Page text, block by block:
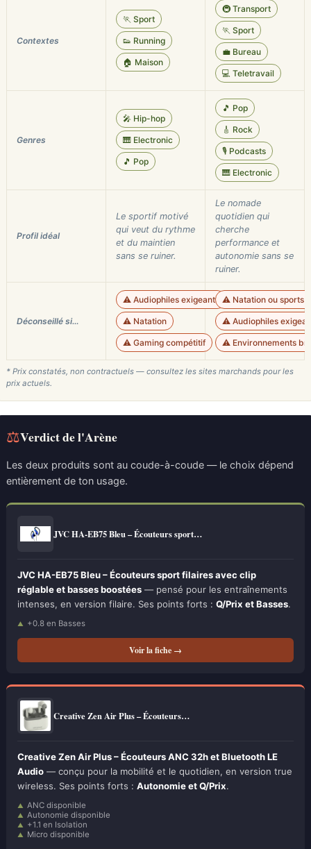
Contextes
🏃 Sport
👟 Running
🏠 Maison
🚇 Transport
🏃 Sport
💼 Bureau
💻 Teletravail
Genres
🎤 Hip-hop
🎹 Electronic
🎵 Pop
🎵 Pop
🎸 Rock
🎙️ Podcasts
🎹 Electronic
Profil idéal
Le sportif motivé
qui veut du rythme
et du maintien
sans se ruiner.
Le nomade
quotidien qui
cherche
performance et
autonomie sans se
ruiner.
Déconseillé si…
⚠️ Audiophiles exigeants
⚠️ Natation
⚠️ Gaming compétitif
⚠️ Natation ou sports
⚠️ Audiophiles
⚠️ Environnements
* Prix constatés, non contractuels — consultez les sites marchands pour les
prix actuels.
⚖Verdict de l'Arène
Les deux produits sont au coude-à-coude — le choix dépend
entièrement de ton usage.
JVC HA-EB75 Bleu – Écouteurs sport…
JVC HA-EB75 Bleu – Écouteurs sport filaires avec clip
réglable et basses boostées — pensé pour les entraînements
intenses, en version filaire. Ses points forts : Q/Prix et Basses.
+0.8 en Basses
Voir la fiche →
Creative Zen Air Plus – Écouteurs…
Creative Zen Air Plus – Écouteurs ANC 32h et Bluetooth LE
Audio — conçu pour la mobilité et le quotidien, en version true
wireless. Ses points forts : Autonomie et Q/Prix.
ANC disponible
Autonomie disponible
+1.1 en Isolation
Micro disponible